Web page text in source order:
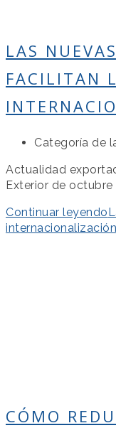
LAS
FACILITAN
Categoría de
Actualidad
Exterior de octubre
Continuar leyendo
internacionalización
CÓMO